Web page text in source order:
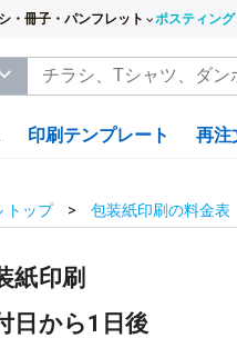
・冊子・パンフレット ポスティング
印刷テンプレート 再注
トップ 包装紙印刷の料金表
紙印刷
日から1日後